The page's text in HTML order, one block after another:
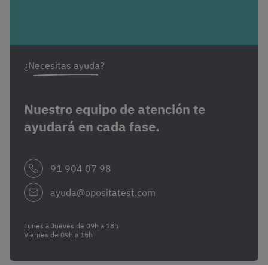
¿Necesitas ayuda?
Nuestro equipo de atención te
ayudará en cada fase.
91 904 07 98
ayuda@opositatest.com
Lunes a Jueves de 09h a 18h
Viernes de 09h a 15h